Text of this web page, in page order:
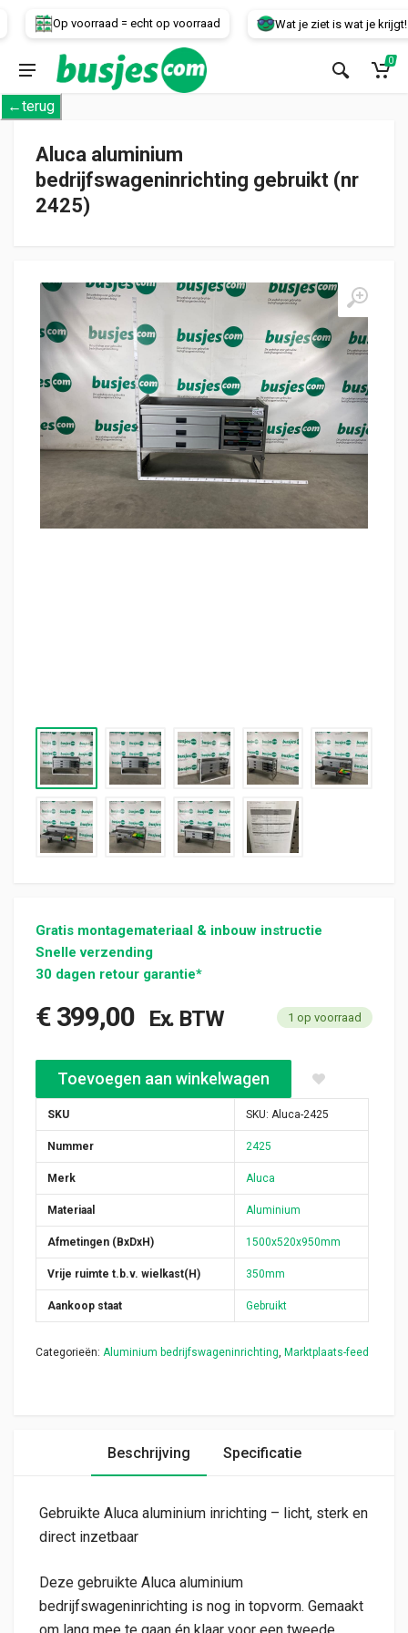
Op voorraad = echt op voorraad Wat je ziet is wat je krijgt!
Voertuig
0
←terug
Aluca aluminium
bedrijfswageninrichting gebruikt (nr
2425)
Gratis montagemateriaal & inbouw instructie
Snelle verzending
30 dagen retour garantie*
€399,00 Ex. BTW 1 op voorraad
Aluca aluminium bedrijfswageninrichting gebruikt (nr 2425)
Toevoegen aan winkelwagen
SKU SKU: Aluca-2425
Nummer 2425
Merk Aluca
Materiaal Aluminium
Afmetingen (BxDxH) 1500x520x950mm
Vrije ruimte t.b.v. wielkast(H) 350mm
Aankoop staat Gebruikt
Categorieën: Aluminium bedrijfswageninrichting, Marktplaats-feed
Beschrijving Specificatie
Gebruikte Aluca aluminium inrichting – licht, sterk en
direct inzetbaar
Deze gebruikte Aluca aluminium
bedrijfswageninrichting is nog in topvorm. Gemaakt